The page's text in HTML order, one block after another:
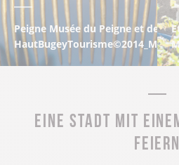
Peigne Musée du Peigne et de la
Eine Stadt mit
Feiern